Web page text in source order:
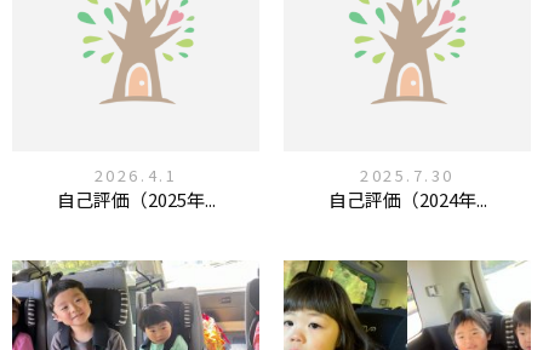
2026.4.1
自己評価（2025年...
2025.7.30
自己評価（2024年...